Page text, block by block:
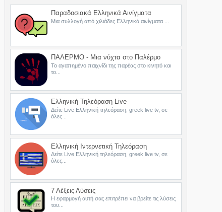
Παραδοσιακά Ελληνικά Αινίγματα
Μια συλλογή από χιλιάδες Ελληνικά αινίγματα ...
ΠΑΛΕΡΜΟ - Μια νύχτα στο Παλέρμο
Το αγαπημένο παιχνίδι της παρέας στο κινητό και
το...
Ελληνική Τηλεόραση Live
Δείτε Live Ελληνική τηλεόραση, greek live tv, σε
όλες...
Ελληνική Ιντερνετική Τηλεόραση
Δείτε Live Ελληνική τηλεόραση, greek live tv, σε
όλες...
7 Λέξεις Λύσεις
Η εφαρμογή αυτή σας επιτρέπει να βρείτε τις λύσεις
του...